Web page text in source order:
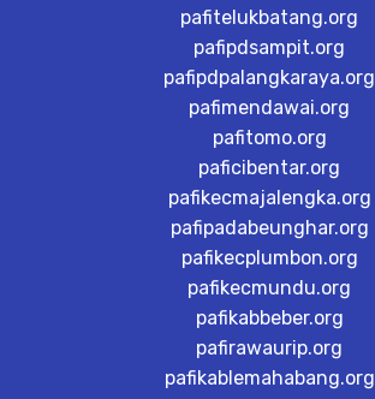
pafitelukbatang.org
pafipdsampit.org
pafipdpalangkaraya.org
pafimendawai.org
pafitomo.org
paficibentar.org
pafikecmajalengka.org
pafipadabeunghar.org
pafikecplumbon.org
pafikecmundu.org
pafikabbeber.org
pafirawaurip.org
pafikablemahabang.org